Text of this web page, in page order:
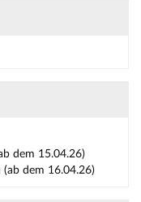
dem 15.04.26)
dem 16.04.26)